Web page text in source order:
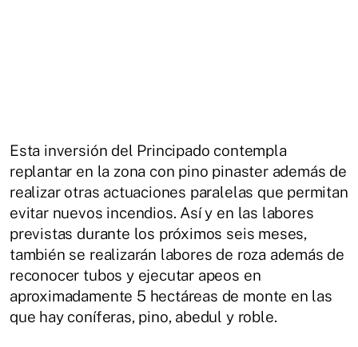
Esta inversión del Principado contempla
replantar en la zona con pino pinaster además de
realizar otras actuaciones paralelas que permitan
evitar nuevos incendios. Así y en las labores
previstas durante los próximos seis meses,
también se realizarán labores de roza además de
reconocer tubos y ejecutar apeos en
aproximadamente 5 hectáreas de monte en las
que hay coníferas, pino, abedul y roble.